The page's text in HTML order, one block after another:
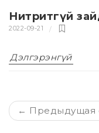
Нитритгүй
2022-09-21
Дэлгэрэнгүй
← Предыдущая